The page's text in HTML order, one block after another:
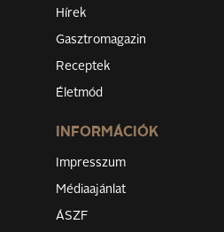
Hírek
Gasztromagazin
Receptek
Életmód
INFORMÁCIÓK
Impresszum
Médiaajánlat
ÁSZF